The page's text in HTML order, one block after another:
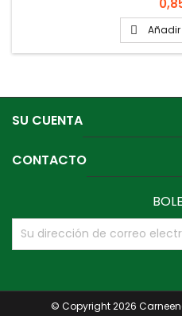

SU CUENTA
CONTACTO
© Copyright 2026